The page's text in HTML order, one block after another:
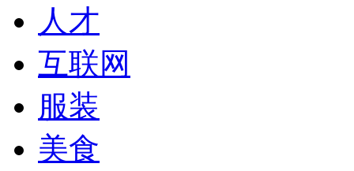
人才
互联网
服装
美食